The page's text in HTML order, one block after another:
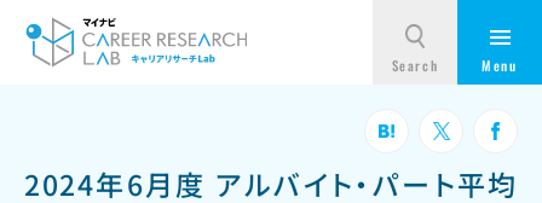
2024年6月度 アルバイト・パート平均